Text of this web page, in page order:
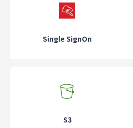
Single SignOn
S3